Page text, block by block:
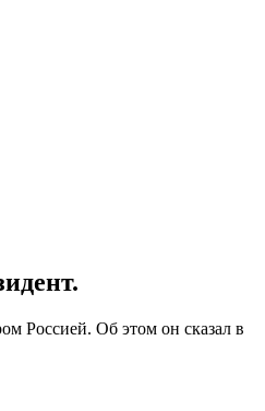
Россией. Об этом он сказал в